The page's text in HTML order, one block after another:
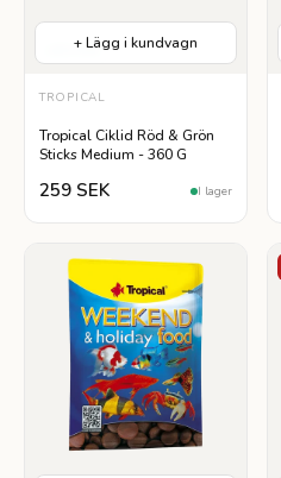
Lättsmält
+ Lägg i kundvagn
TROPICAL
Tropical Ciklid Röd & Grön
Sticks Medium - 360 G
259 SEK I lager